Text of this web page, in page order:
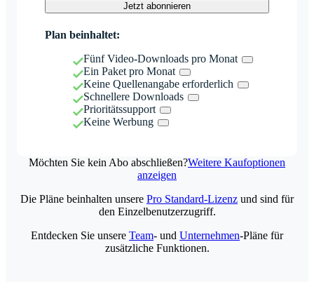
Jetzt abonnieren
Plan beinhaltet:
Fünf Video-Downloads pro Monat
Ein Paket pro Monat
Keine Quellenangabe erforderlich
Schnellere Downloads
Prioritätssupport
Keine Werbung
Möchten Sie kein Abo abschließen?Weitere Kaufoptionen
anzeigen
Die Pläne beinhalten unsere Pro Standard-Lizenz und sind für
den Einzelbenutzerzugriff.
Entdecken Sie unsere Team- und Unternehmen-Pläne für
zusätzliche Funktionen.